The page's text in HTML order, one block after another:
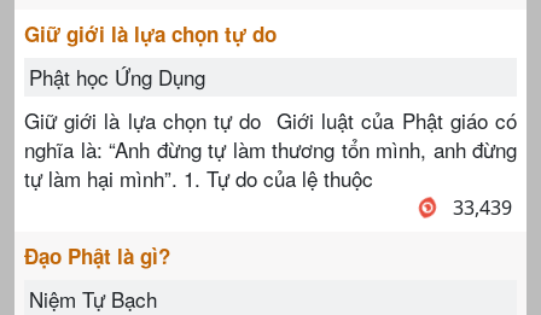
Giữ giới là lựa chọn tự do
Phật học Ứng Dụng
Giữ giới là lựa chọn tự do Giới luật của Phật giáo có
nghĩa là: “Anh đừng tự làm thương tổn mình, anh đừng
tự làm hại mình”. 1. Tự do của lệ thuộc
33,439
Đạo Phật là gì?
Niệm Tự Bạch